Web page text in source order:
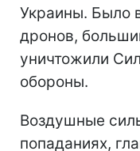
Украины. Было
дронов,
уничтожили
обороны.
Воздушные
попаданиях,